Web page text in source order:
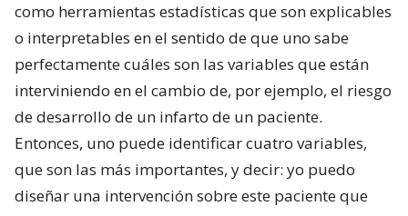
como herramientas estadísticas que son explicables
o interpretables en el sentido de que uno sabe
perfectamente cuáles son las variables que están
interviniendo en el cambio de, por ejemplo, el riesgo
de desarrollo de un infarto de un paciente.
Entonces, uno puede identificar cuatro variables,
que son las más importantes, y decir: yo puedo
diseñar una intervención sobre este paciente que